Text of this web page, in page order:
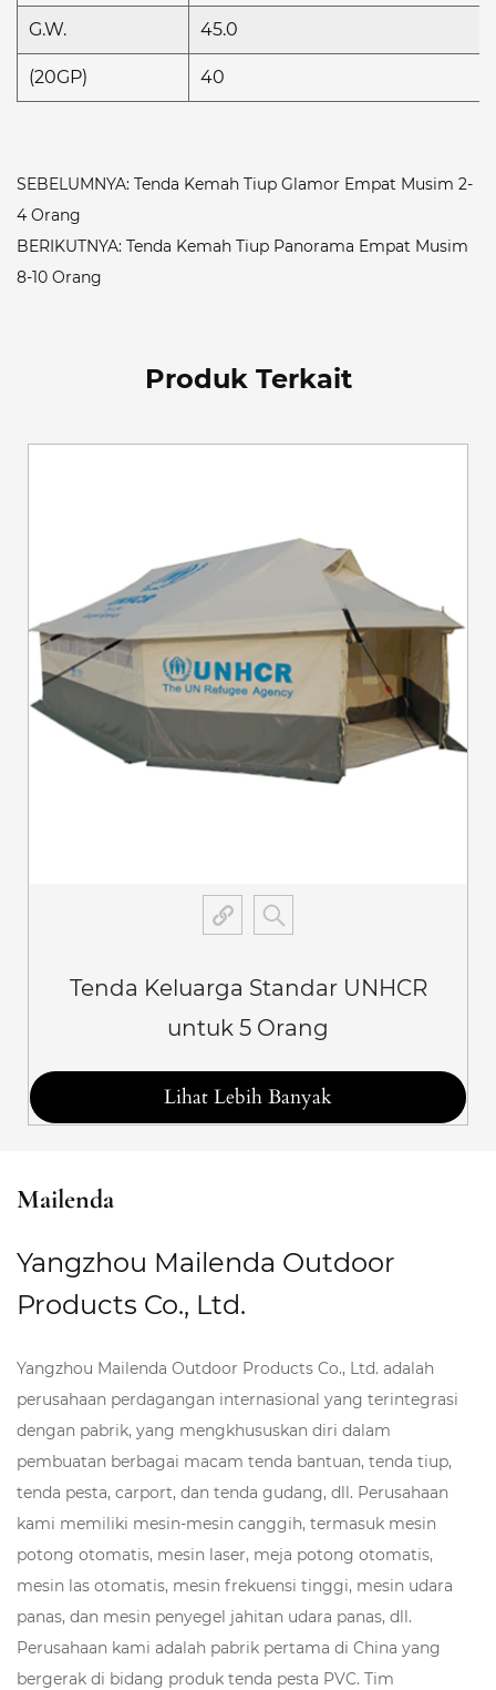
G.W. 45.0
(20GP) 40
SEBELUMNYA: Tenda Kemah Tiup Glamor Empat Musim 2-
4 Orang
BERIKUTNYA: Tenda Kemah Tiup Panorama Empat Musim
8-10 Orang
Produk Terkait
Tenda Keluarga Standar UNHCR
untuk 5 Orang
Lihat Lebih Banyak
Mailenda
Yangzhou Mailenda Outdoor
Products Co., Ltd.
Yangzhou Mailenda Outdoor Products Co., Ltd. adalah
perusahaan perdagangan internasional yang terintegrasi
dengan pabrik, yang mengkhususkan diri dalam
pembuatan berbagai macam tenda bantuan, tenda tiup,
tenda pesta, carport, dan tenda gudang, dll. Perusahaan
kami memiliki mesin-mesin canggih, termasuk mesin
potong otomatis, mesin laser, meja potong otomatis,
mesin las otomatis, mesin frekuensi tinggi, mesin udara
panas, dan mesin penyegel jahitan udara panas, dll.
Perusahaan kami adalah pabrik pertama di China yang
bergerak di bidang produk tenda pesta PVC. Tim